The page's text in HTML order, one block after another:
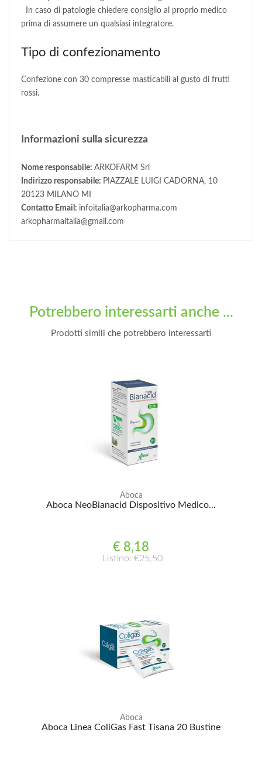
In caso di patologie chiedere consiglio al proprio medico
prima di assumere un qualsiasi integratore.
Tipo di confezionamento
Confezione con 30 compresse masticabili al gusto di frutti
rossi.
Informazioni sulla sicurezza
Nome responsabile: ARKOFARM Srl
Indirizzo responsabile: PIAZZALE LUIGI CADORNA, 10
20123 MILANO MI
Contatto Email: infoitalia@arkopharma.com
arkopharmaitalia@gmail.com
Potrebbero interessarti anche ...
Prodotti simili che potrebbero interessarti
Aboca
Aboca NeoBianacid Dispositivo Medico...
€ 8,18
Listino: €25,50
Aboca
Aboca Linea ColiGas Fast Tisana 20 Bustine